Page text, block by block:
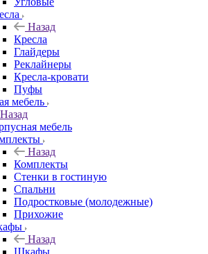
Назад
Кресла
Глайдеры
Реклайнеры
Кресла-кровати
Пуфы
мебель
Назад
мебель
Назад
Комплекты
Стенки в гостиную
Спальни
Подростковые (молодежные)
Прихожие
Назад
Шкафы